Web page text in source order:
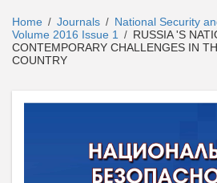
Home / Journals / National Security
Volume 2016 Issue 1 / RUSSIA 'S
CONTEMPORARY CHALLENGES IN
COUNTRY